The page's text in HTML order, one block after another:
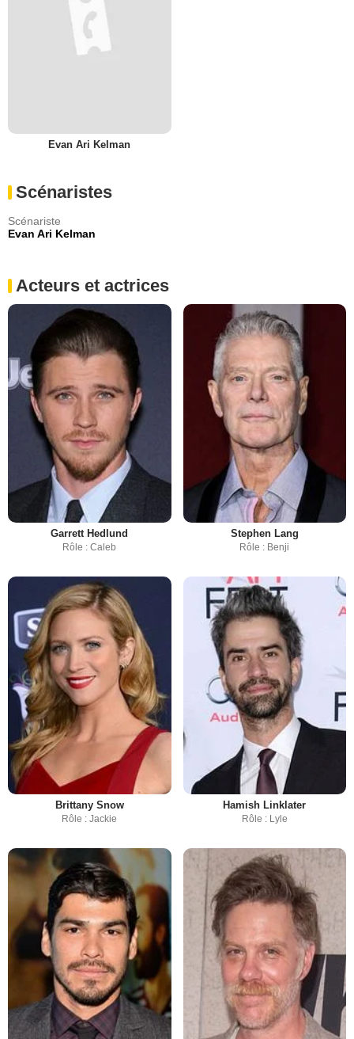
Evan Ari Kelman
Scénaristes
Scénariste
Evan Ari Kelman
Acteurs et actrices
Garrett Hedlund
Rôle : Caleb
Stephen Lang
Rôle : Benji
Brittany Snow
Rôle : Jackie
Hamish Linklater
Rôle : Lyle